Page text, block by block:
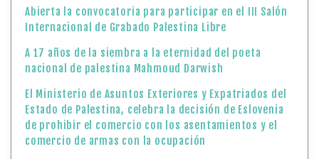
Abierta la convocatoria para participar en el III Salón
Internacional de Grabado Palestina Libre
A 17 años de la siembra a la eternidad del poeta
nacional de palestina Mahmoud Darwish
El Ministerio de Asuntos Exteriores y Expatriados del
Estado de Palestina, celebra la decisión de Eslovenia
de prohibir el comercio con los asentamientos y el
comercio de armas con la ocupación